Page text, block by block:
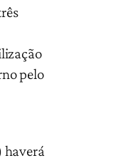
pelo
haverá